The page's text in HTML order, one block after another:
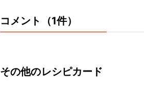
コメント（1件）
その他のレシピカード